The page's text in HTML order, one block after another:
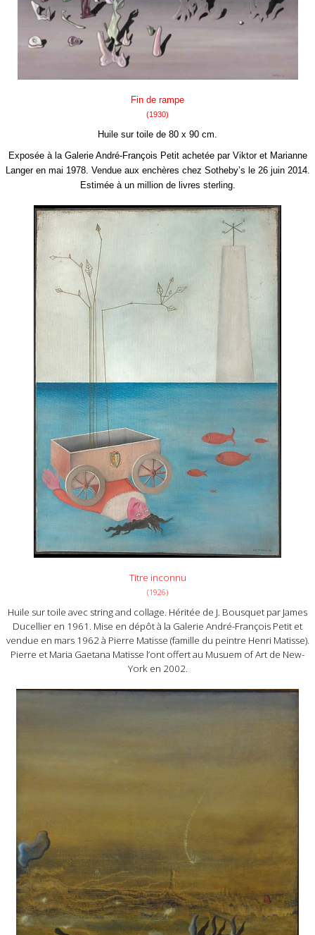
Fin de rampe
(1930)
Huile sur toile de 80 x 90 cm.
Exposée à la Galerie André-François Petit achetée par Viktor et Marianne
Langer en mai 1978. Vendue aux enchères chez Sotheby’s le 26 juin 2014.
Estimée à un million de livres sterling.
Titre inconnu
(1926)
Huile sur toile avec string and collage. Héritée de J. Bousquet par James
Ducellier en 1961. Mise en dépôt à la Galerie André-François Petit et
vendue en mars 1962 à Pierre Matisse (famille du peintre Henri Matisse).
Pierre et Maria Gaetana Matisse l’ont offert au Musuem of Art de New-
York en 2002.